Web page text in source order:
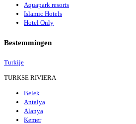
Aquapark resorts
Islamic Hotels
Hotel Only
Bestemmingen
Turkije
TURKSE RIVIERA
Belek
Antalya
Alanya
Kemer